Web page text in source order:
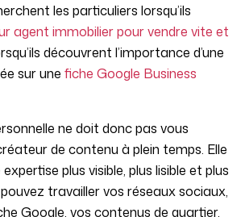
les particuliers lorsqu’ils
agent immobilier pour vendre vite et
découvrent l’importance d’une
sur une fiche Google Business
ne doit donc pas vous
de contenu à plein temps. Elle
plus visible, plus lisible et plus
travailler vos réseaux sociaux,
Google, vos contenus de quartier,